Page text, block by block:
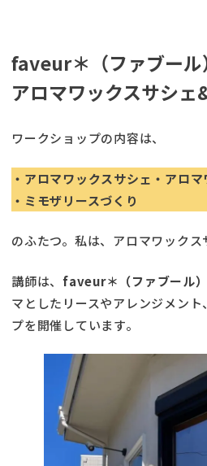
faveur＊（ファブール
アロマワックスサシェ
ワークショップの内容は、
・アロマワックスサシェ・アロ
・ミモザリースづくり
のふたつ。私は、アロマワックス
講師は、 faveur＊（ファブール
マとしたリースやアレンジメン
プを開催しています。